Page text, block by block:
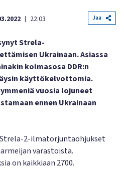
| 22:03 Jaa
Strela-
Ukrainaan. Asiassa
kolmasosa DDR:n
käyttökelvottomia.
vuosia lojuneet
ennen Ukrainaan
2-ilmatorjuntaohjukset
varastoista.
on kaikkiaan 2700.